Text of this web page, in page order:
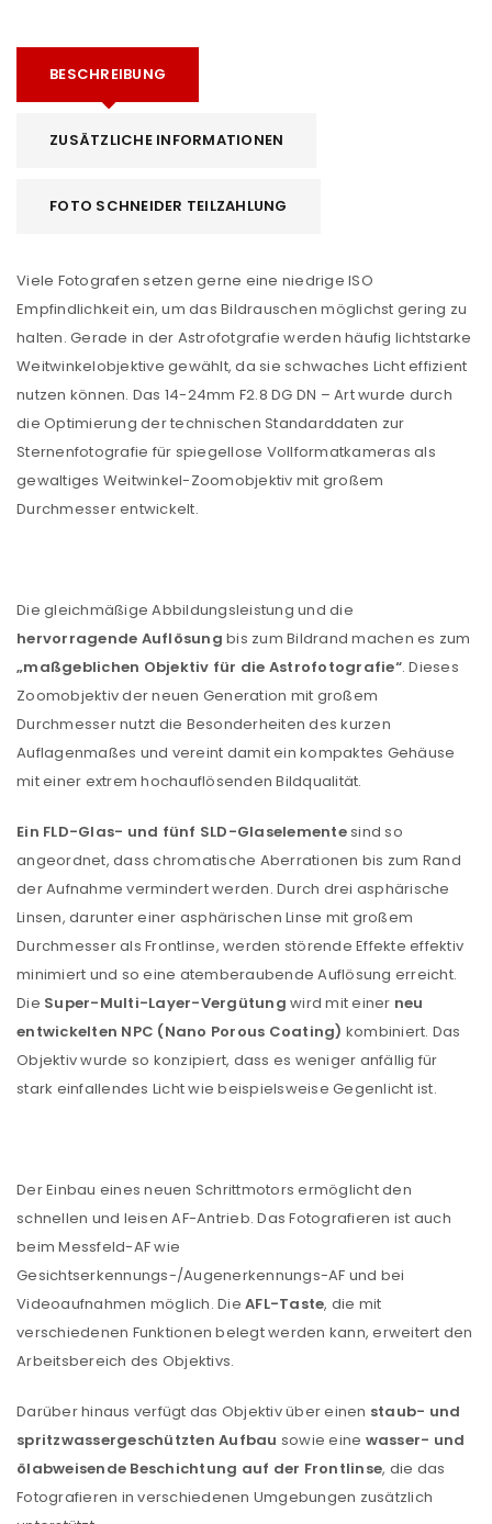
ANMELDEN
Benutzername oder E-Mail-Adresse*
BESCHREIBUNG
ZUSÄTZLICHE INFORMATIONEN
FOTO SCHNEIDER TEILZAHLUNG
Viele Fotografen setzen gerne eine niedrige ISO
Empfindlichkeit ein, um das Bildrauschen möglichst gering zu
halten. Gerade in der Astrofotgrafie werden häufig lichtstarke
Weitwinkelobjektive gewählt, da sie schwaches Licht effizient
nutzen können. Das 14-24mm F2.8 DG DN – Art wurde durch
die Optimierung der technischen Standarddaten zur
Sternenfotografie für spiegellose Vollformatkameras als
gewaltiges Weitwinkel-Zoomobjektiv mit großem
Durchmesser entwickelt.
Die gleichmäßige Abbildungsleistung und die
hervorragende Auflösung bis zum Bildrand machen es zum
„maßgeblichen Objektiv für die Astrofotografie“. Dieses
Zoomobjektiv der neuen Generation mit großem
Durchmesser nutzt die Besonderheiten des kurzen
Auflagenmaßes und vereint damit ein kompaktes Gehäuse
mit einer extrem hochauflösenden Bildqualität.
Ein FLD-Glas- und fünf SLD-Glaselementesind so
angeordnet, dass chromatische Aberrationen bis zum Rand
der Aufnahme vermindert werden. Durch drei asphärische
Linsen, darunter einer asphärischen Linse mit großem
Durchmesser als Frontlinse, werden störende Effekte effektiv
minimiert und so eine atemberaubende Auflösung erreicht.
Die Super-Multi-Layer-Vergütung wird mit einer neu
entwickelten NPC (Nano Porous Coating) kombiniert. Das
Objektiv wurde so konzipiert, dass es weniger anfällig für
stark einfallendes Licht wie beispielsweise Gegenlicht ist.
Der Einbau eines neuen Schrittmotors ermöglicht den
schnellen und leisen AF-Antrieb. Das Fotografieren ist auch
beim Messfeld-AF wie
Gesichtserkennungs-/Augenerkennungs-AF und bei
Videoaufnahmen möglich. Die AFL-Taste, die mit
verschiedenen Funktionen belegt werden kann, erweitert den
Arbeitsbereich des Objektivs.
Darüber hinaus verfügt das Objektiv über einen staub- und
spritzwassergeschützten Aufbau sowie eine wasser- und
ölabweisende Beschichtung auf der Frontlinse, die das
Fotografieren in verschiedenen Umgebungen zusätzlich